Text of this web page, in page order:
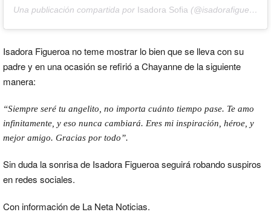
Una publicación compartida por Isadora Sofia (@isadorafigueroa) el
Isadora Figueroa no teme mostrar lo bien que se lleva con su
padre y en una ocasión se refirió a Chayanne de la siguiente
manera:
“Siempre seré tu angelito, no importa cuánto tiempo pase. Te amo
infinitamente, y eso nunca cambiará. Eres mi inspiración, héroe, y
mejor amigo. Gracias por todo”.
Sin duda la sonrisa de Isadora Figueroa seguirá robando suspiros
en redes sociales.
Con información de La Neta Noticias.